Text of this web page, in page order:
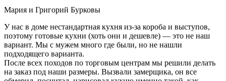
Мария и Григорий Бурковы
У нас в доме нестандартная кухня из-за короба и выступов,
поэтому готовые кухни (хоть они и дешевле) — это не наш
вариант. Мы с мужем много где были, но не нашли
подходящего варианта.
После всех походов по торговым центрам мы решили делать
на заказ под наши размеры. Вызвали замерщика, он все